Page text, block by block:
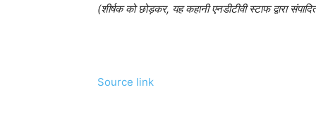
(शीर्षक को छोड़कर, यह कहानी एनडीटीवी स्टाफ द्वारा
Source link